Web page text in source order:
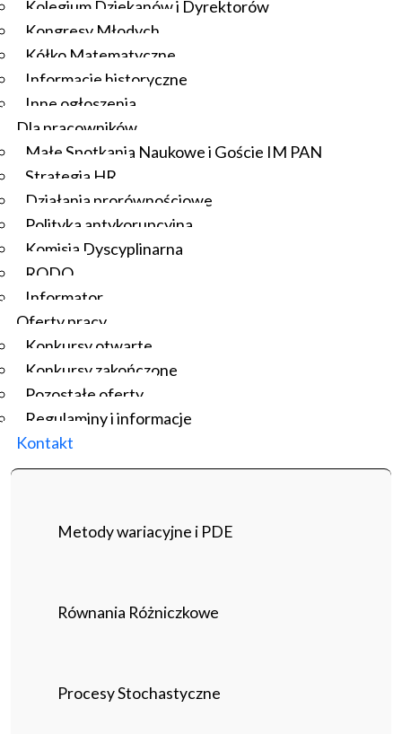
Kolegium Dziekanów i Dyrektorów
Kongresy Młodych
Kółko Matematyczne
Informacje historyczne
Inne ogłoszenia
Dla pracowników
Małe Spotkania Naukowe i Goście IM PAN
Strategia HR
Działania prorównościowe
Polityka antykorupcyjna
Komisja Dyscyplinarna
RODO
Informator
Oferty pracy
Konkursy otwarte
Konkursy zakończone
Pozostałe oferty
Regulaminy i informacje
Kontakt
Metody wariacyjne i PDE
Równania Różniczkowe
Procesy Stochastyczne